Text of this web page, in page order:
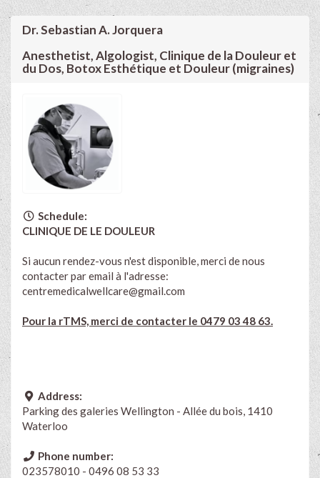
Dr. Sebastian A. Jorquera
Anesthetist, Algologist, Clinique de la Douleur et
du Dos, Botox Esthétique et Douleur (migraines)
Schedule:
CLINIQUE DE LE DOULEUR
Si aucun rendez-vous n'est disponible, merci de nous
contacter par email à l'adresse:
centremedicalwellcare@gmail.com
Pour la rTMS, merci de contacter le 0479 03 48 63.
Address:
Parking des galeries Wellington - Allée du bois, 1410
Waterloo
Phone number:
023578010 - 0496 08 53 33